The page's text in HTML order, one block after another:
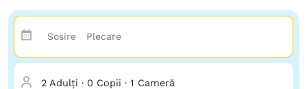
2 Adulți · 0 Copii · 1 Cameră